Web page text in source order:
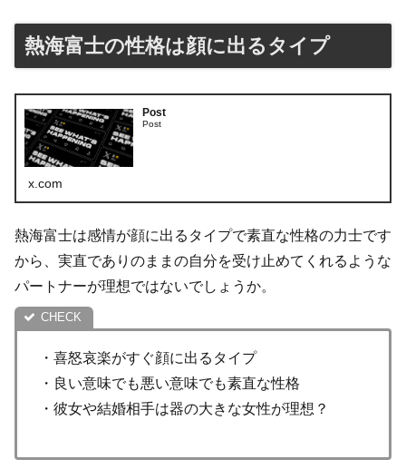
熱海富士の性格は顔に出るタイプ
Post
Post
x.com
熱海富士は感情が顔に出るタイプで素直な性格の力士です
から、実直でありのままの自分を受け止めてくれるような
パートナーが理想ではないでしょうか。
・喜怒哀楽がすぐ顔に出るタイプ
・良い意味でも悪い意味でも素直な性格
・彼女や結婚相手は器の大きな女性が理想？